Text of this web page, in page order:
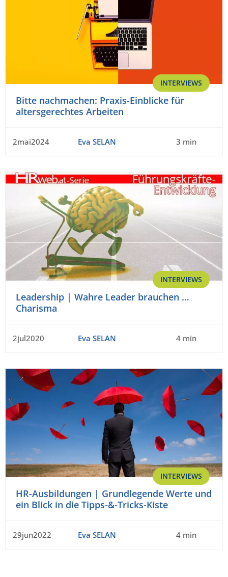
INTERVIEWS
Bitte nachmachen: Praxis-Einblicke für
altersgerechtes Arbeiten
2mai2024 Eva SELAN 3 min
INTERVIEWS
Leadership | Wahre Leader brauchen …
Charisma
2jul2020 Eva SELAN 4 min
INTERVIEWS
HR-Ausbildungen | Grundlegende Werte und
ein Blick in die Tipps-&-Tricks-Kiste
29jun2022 Eva SELAN 4 min